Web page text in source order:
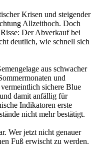
Krisen und steigender
Allzeithoch. Doch
Der Abverkauf bei
deutlich, wie schnell sich
aus schwacher
und
sichere Blue
damit anfällig für
Indikatoren erste
nicht mehr bestätigt.
Wer jetzt nicht genauer
Fuß erwischt zu werden.